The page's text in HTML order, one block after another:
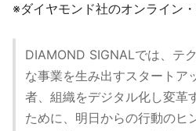
※ダイヤモンド社のオンライン
DIAMOND SIGNALでは、テ
な事業を生み出すスタートア
者、組織をデジタル化し変革
ために、明日からの行動のヒ